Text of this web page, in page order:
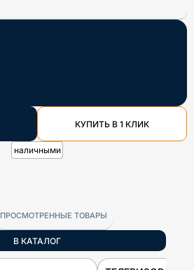
КУПИТЬ В 1 КЛИК
наличными
ПРОСМОТРЕННЫЕ ТОВАРЫ
В КАТАЛОГ